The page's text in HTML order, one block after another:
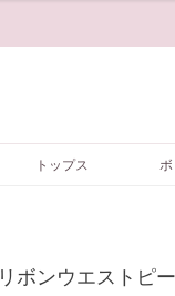
トップス
リボンウエストピ